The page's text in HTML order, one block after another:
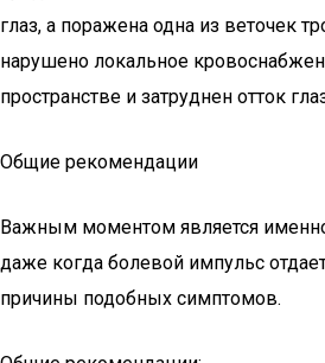
глаз, а поражена одна из веточек
нарушено локальное
пространстве и затруднен отток
Общие рекомендации
Важным моментом является
даже когда болевой импульс
причины подобных симптомов.